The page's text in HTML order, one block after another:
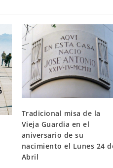
Tradicional misa de la
Vieja Guardia en el
aniversario de su
nacimiento el Lunes 24
Abril